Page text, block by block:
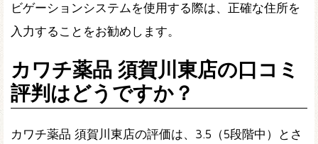
ビゲーションシステムを使用する際は、正確な住所を
入力することをお勧めします。
カワチ薬品 須賀川東店の口コミ
評判はどうですか？
カワチ薬品 須賀川東店の評価は、3.5（5段階中）とさ